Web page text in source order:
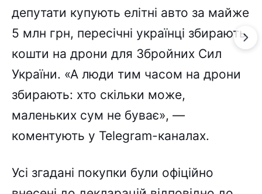
депутати купують елітні авто за майже
5 млн грн, пересічні українці збирають
кошти на дрони для Збройних Сил
України. «А люди тим часом на дрони
збирають: хто скільки може,
маленьких сум не буває», —
коментують у Telegram-каналах.
Усі згадані покупки були офіційно